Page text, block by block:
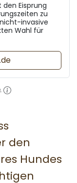
Eisprung
zu
invasive
Wahl für
den
Hundes